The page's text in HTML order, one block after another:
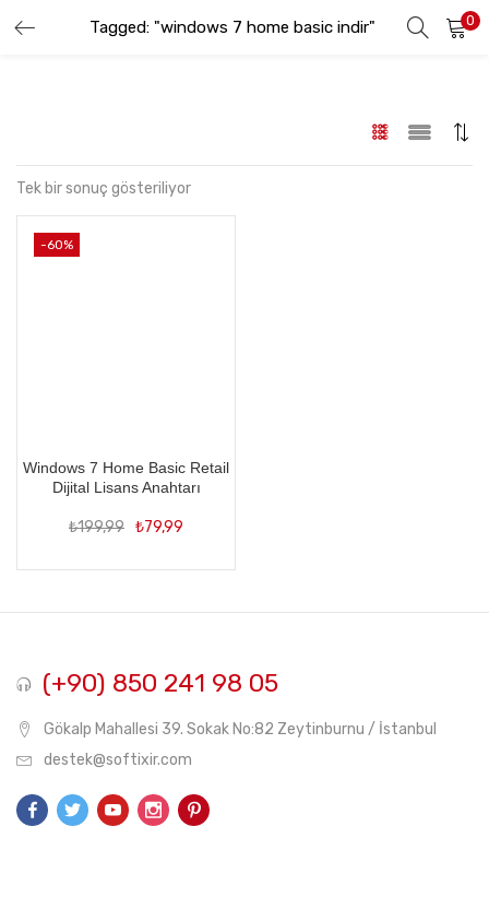
Tagged: "windows 7 home basic indir" 0
GIRIŞ YAP KAYIT OL
Beni hatırla
Tek bir sonuç gösteriliyor
-60%
Windows 7 Home Basic Retail
Dijital Lisans Anahtarı
₺199,99 Orijinal
fiyat:
₺199,99.
₺79,99
fiyat:
₺79,99.
(+90) 850 241 98 05
Gökalp Mahallesi 39. Sokak No:82 Zeytinburnu / İstanbul
destek@softixir.com